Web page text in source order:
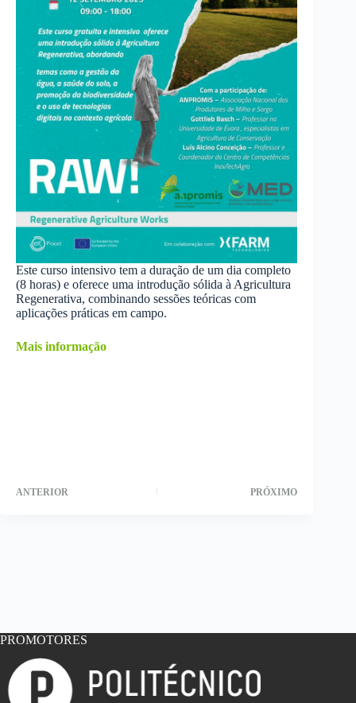
Este curso intensivo tem a duração de um dia completo
(8 horas) e oferece uma introdução sólida à Agricultura
Regenerativa, combinando sessões teóricas com
aplicações práticas em campo.
Mais informação
ANTERIOR PRÓXIMO
PROMOTORES